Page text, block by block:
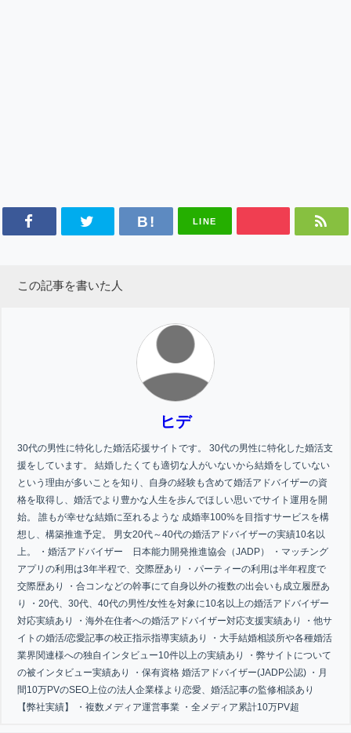
LINE
この記事を書いた人
ヒデ
30代の男性に特化した婚活応援サイトです。 30代の男性に特化した婚活支
援をしています。 結婚したくても適切な人がいないから結婚をしていない
という理由が多いことを知り、自身の経験も含めて婚活アドバイザーの資
格を取得し、婚活でより豊かな人生を歩んでほしい思いでサイト運用を開
始。 誰もが幸せな結婚に至れるような 成婚率100%を目指すサービスを構
想し、構築推進予定。 男女20代～40代の婚活アドバイザーの実績10名以
上。 ・婚活アドバイザー 日本能力開発推進協会（JADP） ・マッチング
アプリの利用は3年半程で、交際歴あり ・パーティーの利用は半年程度で
交際歴あり ・合コンなどの幹事にて自身以外の複数の出会いも成立履歴あ
り ・20代、30代、40代の男性/女性を対象に10名以上の婚活アドバイザー
対応実績あり ・海外在住者への婚活アドバイザー対応支援実績あり ・他サ
イトの婚活/恋愛記事の校正指示指導実績あり ・大手結婚相談所や各種婚活
業界関連様への独自インタビュー10件以上の実績あり ・弊サイトについて
の被インタビュー実績あり ・保有資格 婚活アドバイザー(JADP公認) ・月
間10万PVのSEO上位の法人企業様より恋愛、婚活記事の監修相談あり
【弊社実績】 ・複数メディア運営事業 ・全メディア累計10万PV超